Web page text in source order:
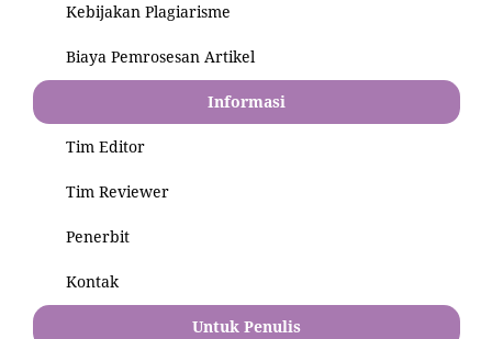
Kebijakan Plagiarisme
Biaya Pemrosesan Artikel
Informasi
Tim Editor
Tim Reviewer
Penerbit
Kontak
Untuk Penulis